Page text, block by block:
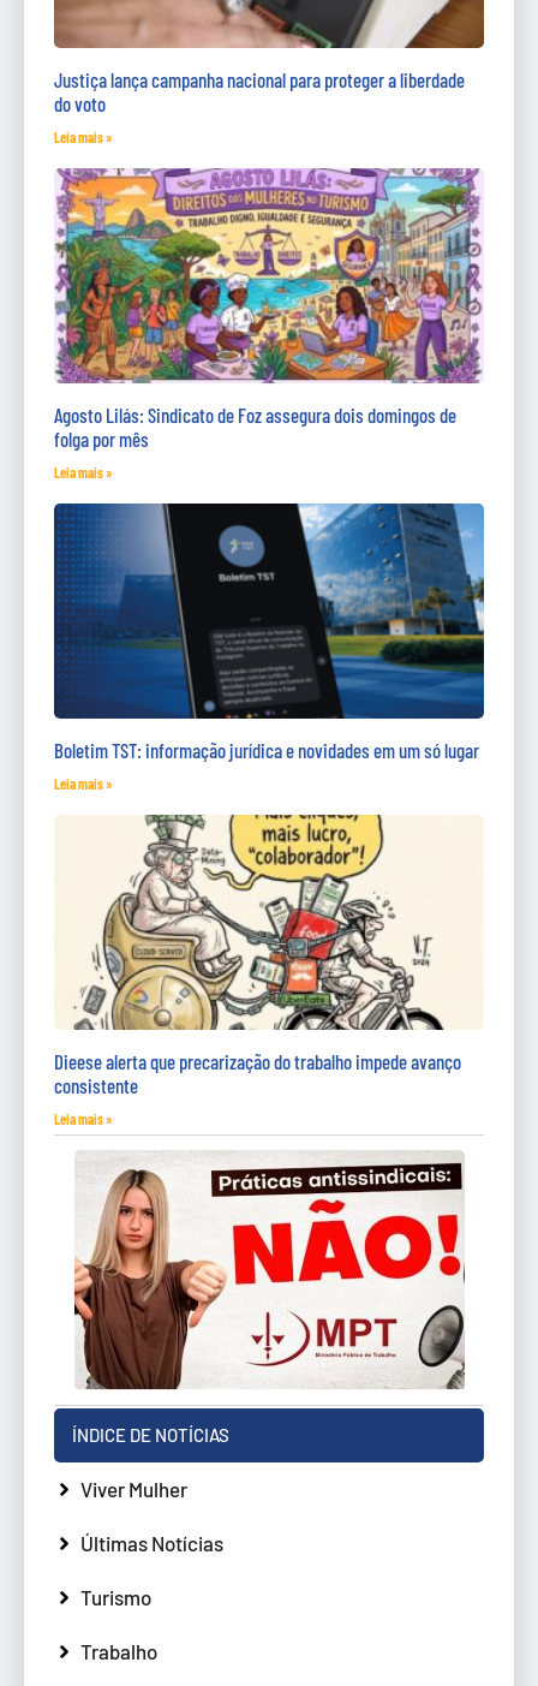
Justiça lança campanha nacional para proteger a liberdade
do voto
Leia mais »
Agosto Lilás: Sindicato de Foz assegura dois domingos de
folga por mês
Leia mais »
Boletim TST: informação jurídica e novidades em um só lugar
Leia mais »
Dieese alerta que precarização do trabalho impede avanço
consistente
Leia mais »
ÍNDICE DE NOTÍCIAS
Viver Mulher
Últimas Notícias
Turismo
Trabalho